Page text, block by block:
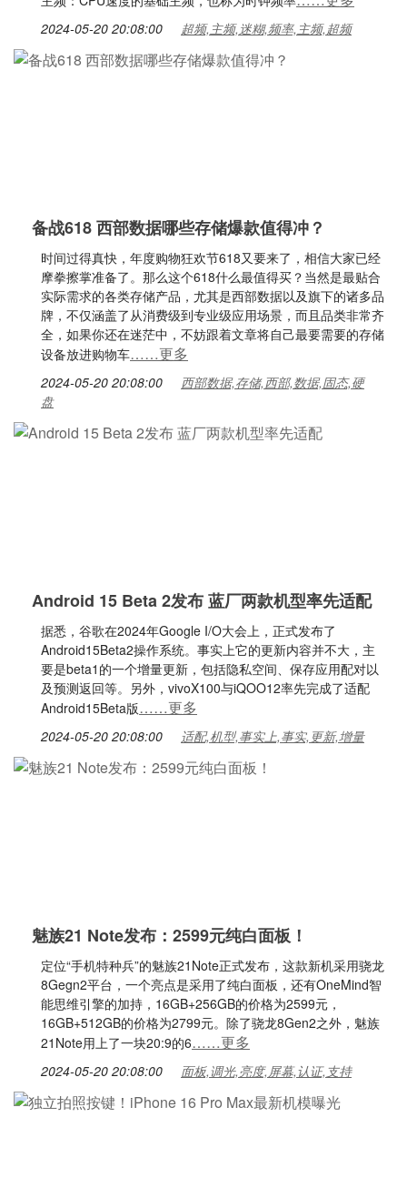
2024-05-20 20:08:00 超频,主频,迷糊,频率,主频,超频
备战618 西部数据哪些存储爆款值得冲？
时间过得真快，年度购物狂欢节618又要来了，相信大家已经
摩拳擦掌准备了。那么这个618什么最值得买？当然是最贴合
实际需求的各类存储产品，尤其是西部数据以及旗下的诸多品
牌，不仅涵盖了从消费级到专业级应用场景，而且品类非常齐
全，如果你还在迷茫中，不妨跟着文章将自己最要需要的存储
设备放进购物车……更多
2024-05-20 20:08:00
西部数据,存储,西部,数据,固态,硬
盘
Android 15 Beta 2发布 蓝厂两款机型率先适配
据悉，谷歌在2024年Google I/O大会上，正式发布了
Android15Beta2操作系统。事实上它的更新内容并不大，主
要是beta1的一个增量更新，包括隐私空间、保存应用配对以
及预测返回等。另外，vivoX100与iQOO12率先完成了适配
Android15Beta版……更多
2024-05-20 20:08:00 适配,机型,事实上,事实,更新,增量
魅族21 Note发布：2599元纯白面板！
定位“手机特种兵”的魅族21Note正式发布，这款新机采用骁龙
8Gegn2平台，一个亮点是采用了纯白面板，还有OneMind智
能思维引擎的加持，16GB+256GB的价格为2599元，
16GB+512GB的价格为2799元。除了骁龙8Gen2之外，魅族
21Note用上了一块20:9的6……更多
2024-05-20 20:08:00 面板,调光,亮度,屏幕,认证,支持